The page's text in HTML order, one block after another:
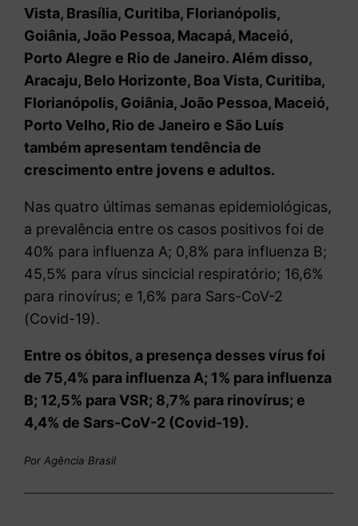
Vista, Brasília, Curitiba, Florianópolis,
Goiânia, João Pessoa, Macapá, Maceió,
Porto Alegre e Rio de Janeiro. Além disso,
Aracaju, Belo Horizonte, Boa Vista, Curitiba,
Florianópolis, Goiânia, João Pessoa, Maceió,
Porto Velho, Rio de Janeiro e São Luís
também apresentam tendência de
crescimento entre jovens e adultos.
Nas quatro últimas semanas epidemiológicas,
a prevalência entre os casos positivos foi de
40% para influenza A; 0,8% para influenza B;
45,5% para vírus sincicial respiratório; 16,6%
para rinovírus; e 1,6% para Sars-CoV-2
(Covid-19).
Entre os óbitos, a presença desses vírus foi
de 75,4% para influenza A; 1% para influenza
B; 12,5% para VSR; 8,7% para rinovírus; e
4,4% de Sars-CoV-2 (Covid-19).
Por Agência Brasil